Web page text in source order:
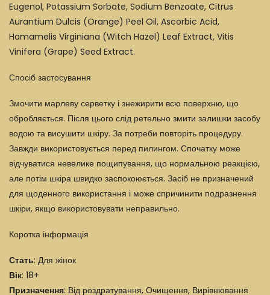
Eugenol, Potassium Sorbate, Sodium Benzoate, Citrus
Aurantium Dulcis (Orange) Peel Oil, Ascorbic Acid,
Hamamelis Virginiana (Witch Hazel) Leaf Extract, Vitis
Vinifera (Grape) Seed Extract.
Спосіб застосування
Змочити марлеву серветку і знежирити всю поверхню, що
обробляється. Після цього слід ретельно змити залишки засобу
водою та висушити шкіру. За потреби повторіть процедуру.
Завжди використовується перед пилингом. Спочатку може
відчуватися невелике пощипування, що нормальною реакцією,
але потім шкіра швидко заспокоюється. Засіб не призначений
для щоденного використання і може спричинити подразнення
шкіри, якщо використовувати неправильно.
Коротка інформація
Стать: Для жінок
Вік: 18+
Призначення: Від роздратування, Очищення, Вирівнювання